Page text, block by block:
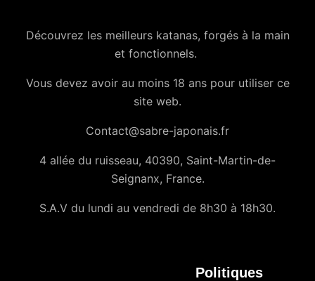
Découvrez les meilleurs katanas, forgés à la main
et fonctionnels.
Vous devez avoir au moins 18 ans pour utiliser ce
site web.
Contact@sabre-japonais.fr
4 allée du ruisseau, 40390, Saint-Martin-de-
Seignanx, France.
S.A.V du lundi au vendredi de 8h30 à 18h30.
Politiques